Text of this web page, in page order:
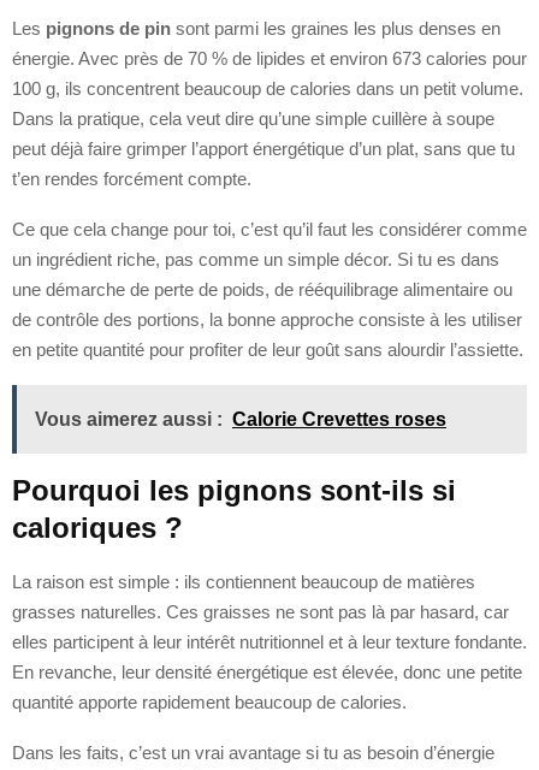
Les pignons de pin sont parmi les graines les plus denses en
énergie. Avec près de 70 % de lipides et environ 673 calories pour
100 g, ils concentrent beaucoup de calories dans un petit volume.
Dans la pratique, cela veut dire qu’une simple cuillère à soupe
peut déjà faire grimper l’apport énergétique d’un plat, sans que tu
t’en rendes forcément compte.
Ce que cela change pour toi, c’est qu’il faut les considérer comme
un ingrédient riche, pas comme un simple décor. Si tu es dans
une démarche de perte de poids, de rééquilibrage alimentaire ou
de contrôle des portions, la bonne approche consiste à les utiliser
en petite quantité pour profiter de leur goût sans alourdir l’assiette.
Vous aimerez aussi : Calorie Crevettes roses
Pourquoi les pignons sont-ils si
caloriques ?
La raison est simple : ils contiennent beaucoup de matières
grasses naturelles. Ces graisses ne sont pas là par hasard, car
elles participent à leur intérêt nutritionnel et à leur texture fondante.
En revanche, leur densité énergétique est élevée, donc une petite
quantité apporte rapidement beaucoup de calories.
Dans les faits, c’est un vrai avantage si tu as besoin d’énergie